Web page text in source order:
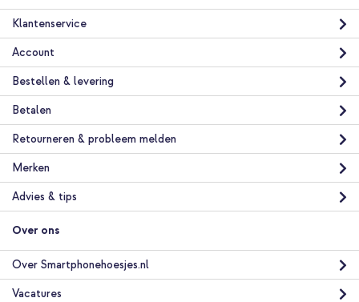
Klantenservice
Account
Bestellen & levering
Betalen
Retourneren & probleem melden
Merken
Advies & tips
Over ons
Over Smartphonehoesjes.nl
Vacatures